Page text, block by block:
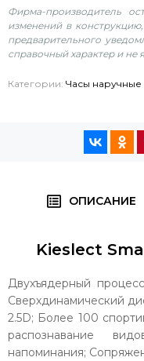
Фирма-производитель
изменений в
предварительного
справочный характер и не
Категории: Часы наручные
ОПИСАНИЕ
Kieslect
Двухъядерный
Сверхдинамический
2.5D; Более 100
распознавание
напоминания;